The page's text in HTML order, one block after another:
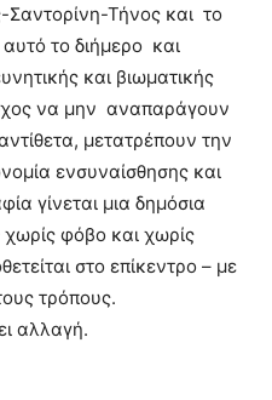
Τήνος και το
το διήμερο και
και βιωματικής
να μην αναπαράγουν
μετατρέπουν την
ενσυναίσθησης και
γίνεται μια δημόσια
φόβο και χωρίς
στο επίκεντρο – με
τρόπους.
αλλαγή.